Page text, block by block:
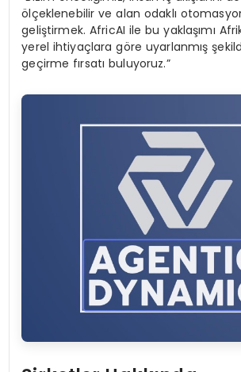
ölçeklenebilir ve alan odaklı
geliştirmek. AfricAI ile bu yaklaşımı
yerel ihtiyaçlara göre uyarlanmış
geçirme fırsatı buluyoruz.”